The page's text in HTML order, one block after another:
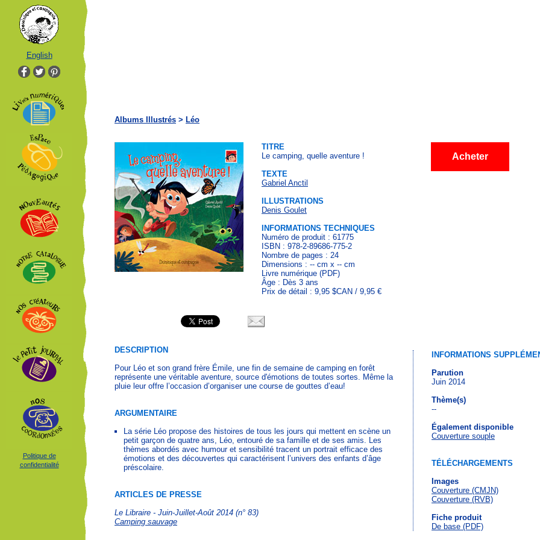
English
Politique de
confidentialité
Albums Illustrés > Léo
TITRE
Le camping, quelle aventure !
TEXTE
Gabriel Anctil
ILLUSTRATIONS
Denis Goulet
INFORMATIONS TECHNIQUES
Numéro de produit : 61775
ISBN : 978-2-89686-775-2
Nombre de pages : 24
Dimensions : -- cm x -- cm
Livre numérique (PDF)
Âge : Dès 3 ans
Prix de détail : 9,95 $CAN / 9,95 €
Acheter
DESCRIPTION
Pour Léo et son grand frère Émile, une fin de semaine de camping en forêt
représente une véritable aventure, source d'émotions de toutes sortes. Même la
pluie leur offre l’occasion d’organiser une course de gouttes d’eau!
ARGUMENTAIRE
La série Léo propose des histoires de tous les jours qui mettent en scène un
petit garçon de quatre ans, Léo, entouré de sa famille et de ses amis. Les
thèmes abordés avec humour et sensibilité tracent un portrait efficace des
émotions et des découvertes qui caractérisent l’univers des enfants d’âge
préscolaire.
ARTICLES DE PRESSE
Le Libraire - Juin-Juillet-Août 2014 (n° 83)
Camping sauvage
INFORMATIONS
Parution
Juin 2014
Thème(s)
--
Également disponible
Couverture souple
TÉLÉCHARGEMENTS
Images
Couverture (CMJN)
Couverture (RVB)
Fiche produit
De base (PDF)